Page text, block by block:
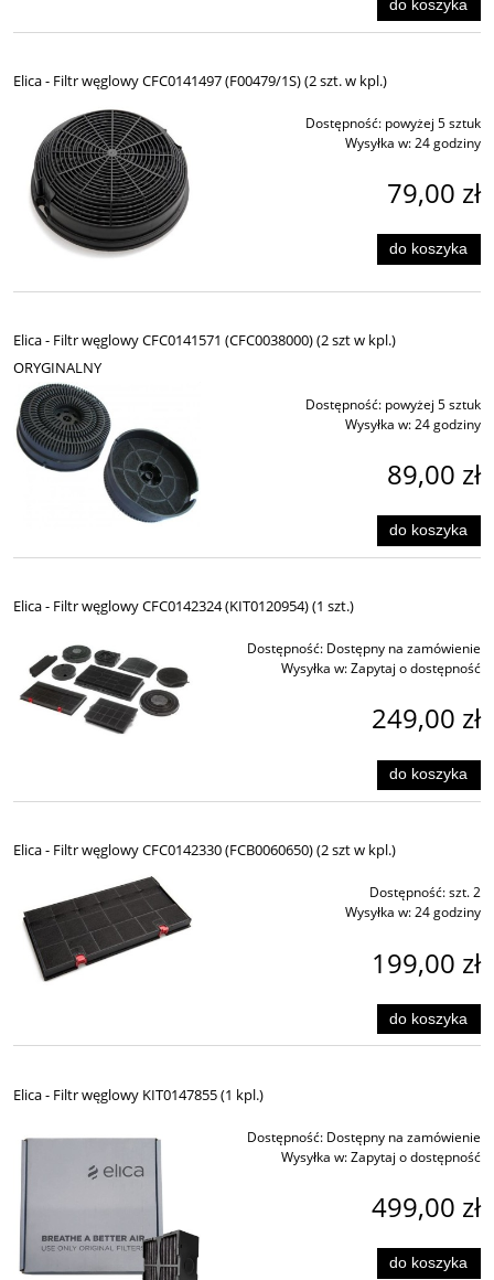
do koszyka
Elica - Filtr węglowy CFC0141497 (F00479/1S) (2 szt. w kpl.)
Dostępność: powyżej 5 sztuk
Wysyłka w:24 godziny
79,00 zł
do koszyka
Elica - Filtr węglowy CFC0141571 (CFC0038000) (2 szt w kpl.)
ORYGINALNY
Dostępność: powyżej 5 sztuk
Wysyłka w:24 godziny
89,00 zł
do koszyka
Elica - Filtr węglowy CFC0142324 (KIT0120954) (1 szt.)
Dostępność: Dostępny na zamówienie
Wysyłka w:Zapytaj o dostępność
249,00 zł
do koszyka
Elica - Filtr węglowy CFC0142330 (FCB0060650) (2 szt w kpl.)
Dostępność:szt. 2
Wysyłka w:24 godziny
199,00 zł
do koszyka
Elica - Filtr węglowy KIT0147855 (1 kpl.)
Dostępność: Dostępny na zamówienie
Wysyłka w:Zapytaj o dostępność
499,00 zł
do koszyka